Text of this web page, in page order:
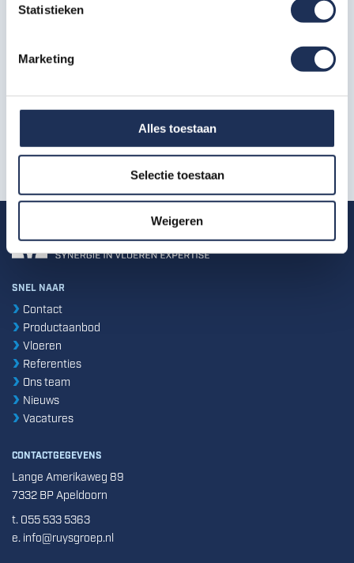
Statistieken
Marketing
Alles toestaan
Selectie toestaan
Weigeren
Folder CemSkin, cementgebonden
schrobmachine
.pdf 3,05MB
SNEL NAAR
Contact
Productaanbod
Vloeren
Referenties
Ons team
Nieuws
Vacatures
CONTACTGEGEVENS
Lange Amerikaweg 89
7332 BP Apeldoorn
t. 055 533 5363
e. info@ruysgroep.nl